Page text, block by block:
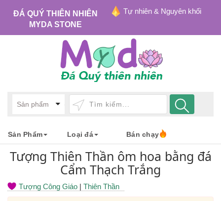
ĐÁ QUÝ THIÊN NHIÊN
MYDA STONE
Tự nhiên & Nguyên khối
Sản Phẩm Loại đá Bán chạy
Tượng Thiên Thần ôm hoa bằng đá
Cẩm Thạch Trắng
Tượng Công Giáo | Thiên Thần